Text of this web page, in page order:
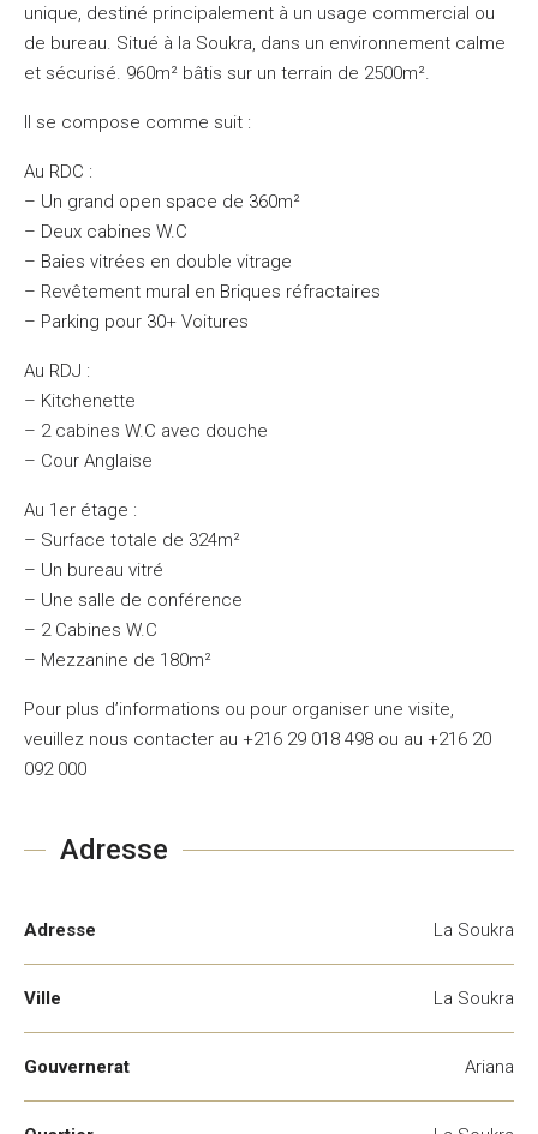
unique, destiné principalement à un usage commercial ou
de bureau. Situé à la Soukra, dans un environnement calme
et sécurisé. 960m² bâtis sur un terrain de 2500m².
Il se compose comme suit :
Au RDC :
– Un grand open space de 360m²
– Deux cabines W.C
– Baies vitrées en double vitrage
– Revêtement mural en Briques réfractaires
– Parking pour 30+ Voitures
Au RDJ :
– Kitchenette
– 2 cabines W.C avec douche
– Cour Anglaise
Au 1er étage :
– Surface totale de 324m²
– Un bureau vitré
– Une salle de conférence
– 2 Cabines W.C
– Mezzanine de 180m²
Pour plus d’informations ou pour organiser une visite,
veuillez nous contacter au +216 29 018 498 ou au +216 20
092 000
Adresse
Adresse La Soukra
Ville La Soukra
Gouvernerat Ariana